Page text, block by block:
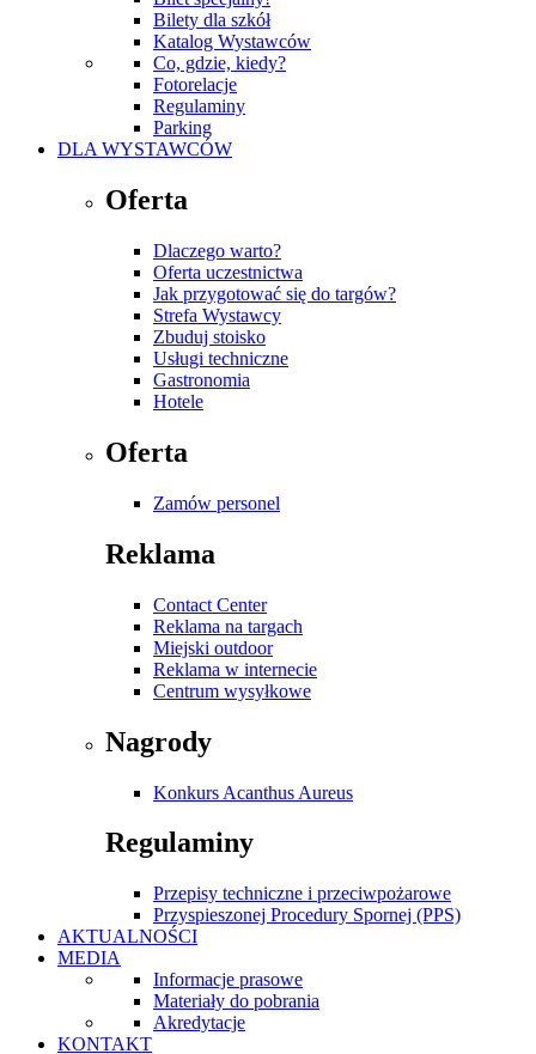
Bilety dla szkół
Katalog Wystawców
Co, gdzie, kiedy?
Fotorelacje
Regulaminy
Parking
DLA WYSTAWCÓW
Oferta
Dlaczego warto?
Oferta uczestnictwa
Jak przygotować się do targów?
Strefa Wystawcy
Zbuduj stoisko
Usługi techniczne
Gastronomia
Hotele
Oferta
Zamów personel
Reklama
Contact Center
Reklama na targach
Miejski outdoor
Reklama w internecie
Centrum wysyłkowe
Nagrody
Konkurs Acanthus Aureus
Regulaminy
Przepisy techniczne i przeciwpożarowe
Przyspieszonej Procedury Spornej (PPS)
AKTUALNOŚCI
MEDIA
Informacje prasowe
Materiały do pobrania
Akredytacje
KONTAKT